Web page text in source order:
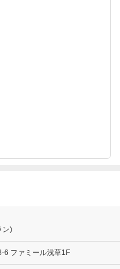
ン)
6 ファミール浅草1F